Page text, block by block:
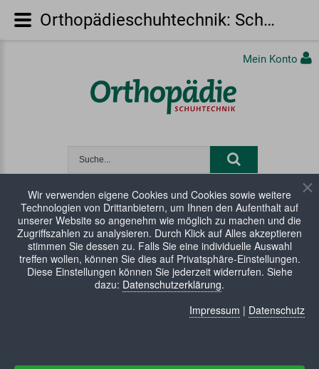
WARENKORB:0 Artikel
Mein Konto
Orthopädieschuhtechnik: Schwanger von Fuß bis Kopf
Wir verwenden eigene Cookies und Cookies sowie weitere
Technologien von Drittanbietern, um Ihnen den Aufenthalt auf
unserer Website so angenehm wie möglich zu machen und die
Zugriffszahlen zu analysieren. Durch Klick auf Alles akzeptieren
stimmen Sie dessen zu. Falls Sie eine individuelle Auswahl
treffen wollen, können Sie dies auf Privatsphäre-Einstellungen.
Diese Einstellungen können Sie jederzeit widerrufen. Siehe
dazu: Datenschutzerklärung.
Impressum | Datenschutz